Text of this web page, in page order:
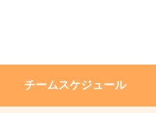
チームスケジュール